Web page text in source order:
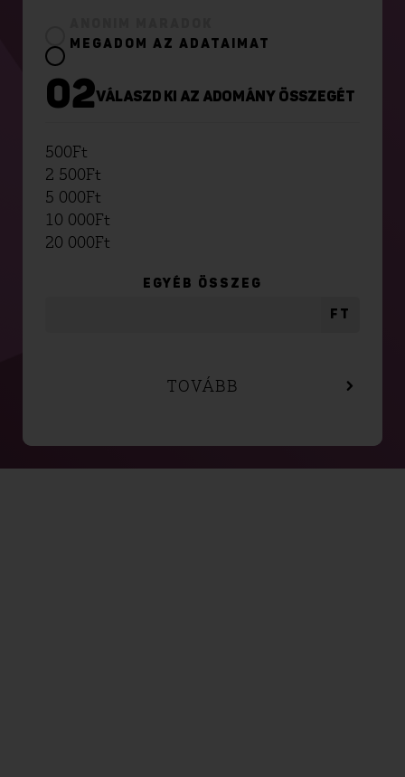
MEGADOM AZ ADATAIMAT
02VÁLASZD KI AZ ADOMÁNY ÖSSZEGÉT
500Ft
2 500Ft
5 000Ft
10 000Ft
20 000Ft
EGYÉB ÖSSZEG
FT
TOVÁBB